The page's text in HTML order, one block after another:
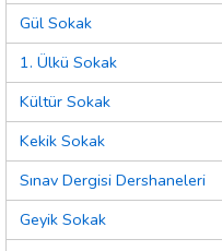
Gül Sokak
1. Ülkü Sokak
Kültür Sokak
Kekik Sokak
Sınav Dergisi Dershaneleri
Geyik Sokak